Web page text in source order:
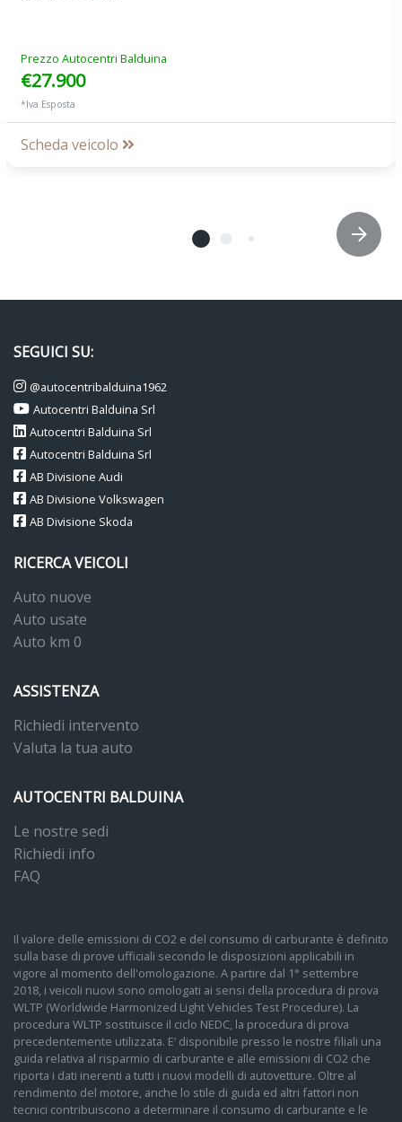
Prezzo Autocentri Balduina
€27.900
*Iva Esposta
Scheda veicolo
SEGUICI SU:
@autocentribalduina1962
Autocentri Balduina Srl
Autocentri Balduina Srl
Autocentri Balduina Srl
AB Divisione Audi
AB Divisione Volkswagen
AB Divisione Skoda
RICERCA VEICOLI
Auto nuove
Auto usate
Auto km 0
ASSISTENZA
Richiedi intervento
Valuta la tua auto
AUTOCENTRI BALDUINA
Le nostre sedi
Richiedi info
FAQ
Il valore delle emissioni di CO2 e del consumo di carburante è definito
sulla base di prove ufficiali secondo le disposizioni applicabili in
vigore al momento dell'omologazione. A partire dal 1° settembre
2018, i veicoli nuovi sono omologati ai sensi della procedura di prova
WLTP (Worldwide Harmonized Light Vehicles Test Procedure). La
procedura WLTP sostituisce il ciclo NEDC, la procedura di prova
precedentemente utilizzata. E’ disponibile presso le nostre filiali una
guida relativa al risparmio di carburante e alle emissioni di CO2 che
riporta i dati inerenti a tutti i nuovi modelli di autovetture. Oltre al
rendimento del motore, anche lo stile di guida ed altri fattori non
tecnici contribuiscono a determinare il consumo di carburante e le